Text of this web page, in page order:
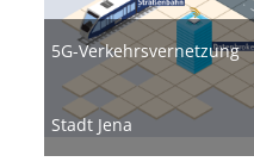
5G-Verkehrsvernetzung
Stadt Jena